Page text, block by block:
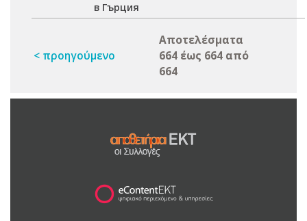
в Гърция
< προηγούμενο
Αποτελέσματα
664 έως 664 από
664